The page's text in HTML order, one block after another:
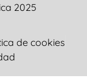
2025
de cookies